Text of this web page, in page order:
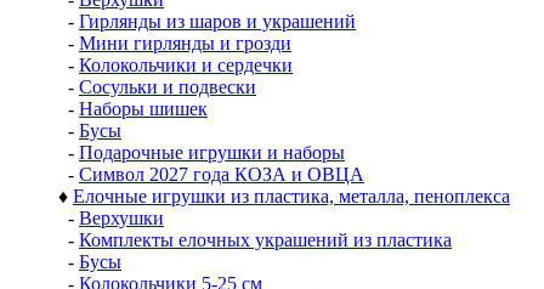
- Гирлянды из шаров и украшений
- Мини гирлянды и грозди
- Колокольчики и сердечки
- Сосульки и подвески
- Наборы шишек
- Бусы
- Подарочные игрушки и наборы
- Символ 2027 года КОЗА и ОВЦА
♦ Елочные игрушки из пластика, металла, пеноплекса
- Верхушки
- Комплекты елочных украшений из пластика
- Бусы
- Колокольчики 5-25 см